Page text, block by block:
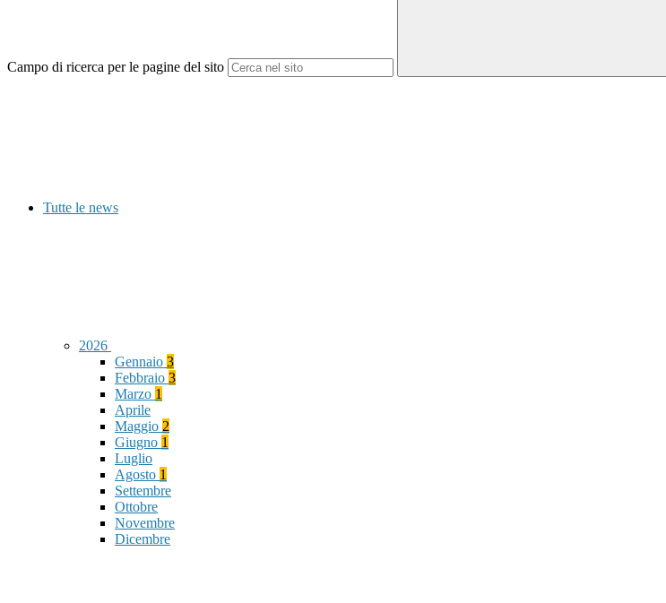
Campo di ricerca per le pagine del sito
Tutte le news
2026
Gennaio 3
Febbraio 3
Marzo 1
Aprile
Maggio 2
Giugno 1
Luglio
Agosto 1
Settembre
Ottobre
Novembre
Dicembre